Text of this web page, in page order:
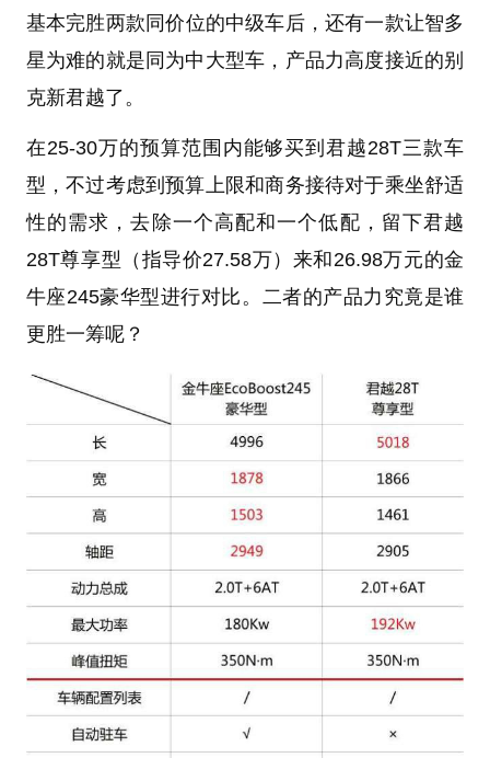
基本完胜两款同价位的中级车后，还有一款让智多
星为难的就是同为中大型车，产品力高度接近的别
克新君越了。
在25-30万的预算范围内能够买到君越28T三款车
型，不过考虑到预算上限和商务接待对于乘坐舒适
性的需求，去除一个高配和一个低配，留下君越
28T尊享型（指导价27.58万）来和26.98万元的金
牛座245豪华型进行对比。二者的产品力究竟是谁
更胜一筹呢？